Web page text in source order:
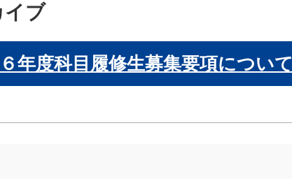
イブ
年度科目履修生募集要項について